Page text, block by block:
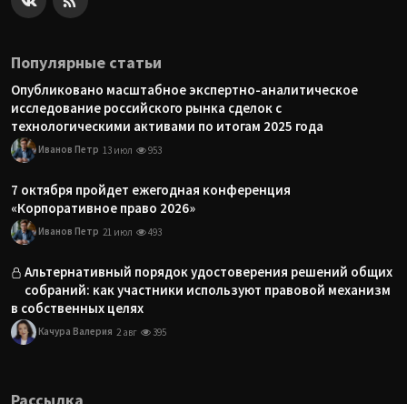
Популярные статьи
Опубликовано масштабное экспертно-аналитическое
исследование российского рынка сделок с
технологическими активами по итогам 2025 года
Иванов Петр 13 июл 953
7 октября пройдет ежегодная конференция
«Корпоративное право 2026»
Иванов Петр 21 июл 493
Альтернативный порядок удостоверения решений общих
собраний: как участники используют правовой механизм
в собственных целях
Качура Валерия 2 авг 395